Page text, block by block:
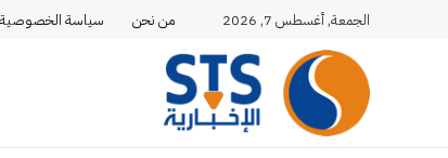
الجمعة, أغسطس 7, 2026 من نحن سياسة الخصوصية